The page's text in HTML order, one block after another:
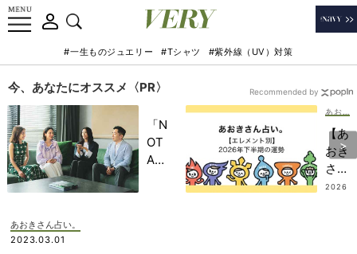
#一生ものジュエリー #Tシャツ #紫外線（UV）対策
今、あなたにオススメ〈PR〉
「N
OT
A
【あ
おき
さん
占
2026
Recommended by
あおきさん占い。
2023.03.01